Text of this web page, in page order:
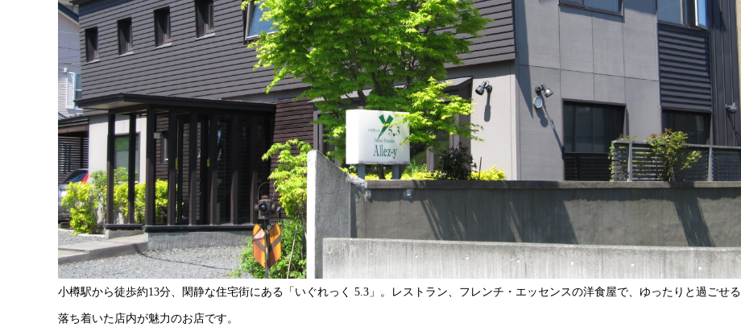
小樽駅から徒歩約13分、閑静な住宅街にある「いぐれっく 5.3」。レストラン、フレンチ・エッセンスの洋食屋で、ゆったりと過ごせる
落ち着いた店内が魅力のお店です。